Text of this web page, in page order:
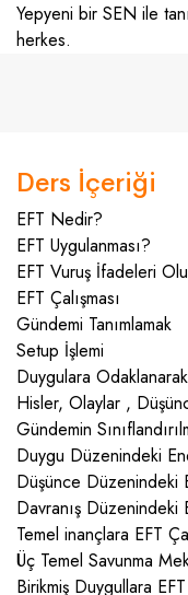
Yepyeni bir SEN ile
herkes.
Ders İçeriği
EFT Nedir?
EFT Uygulanması?
EFT Vuruş İfadeleri
EFT Çalışması
Gündemi Tanımlamak
Setup İşlemi
Duygulara
Hisler, Olaylar ,
Gündemin
Duygu Düzenindeki
Düşünce Düzenindeki
Davranış Düzenindeki
Temel inançlara EFT
Üç Temel Savunma
Birikmiş Duygullara EFT